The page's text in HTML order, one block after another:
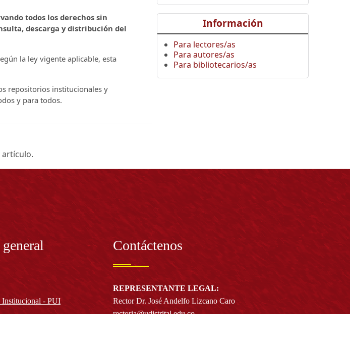
todos los derechos sin
descarga y distribución del
la ley vigente aplicable, esta
repositorios institucionales y
y para todos.
artículo.
Información
Para lectores/as
Para autores/as
Para bibliotecarios/as
- PUI
Contáctenos
REPRESENTANTE LEGAL:
Rector Dr. José Andelfo Lizcano Caro
rectoria@udistrital.edu.co